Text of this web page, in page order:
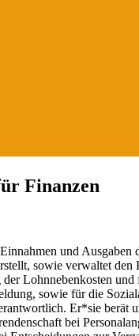
Finanzen
und Ausgaben
sowie verwaltet den
Lohnnebenkosten und
sowie für die
Er*sie berät
bei